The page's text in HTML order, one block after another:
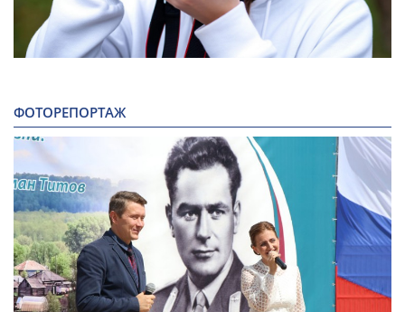
ФОТОРЕПОРТАЖ